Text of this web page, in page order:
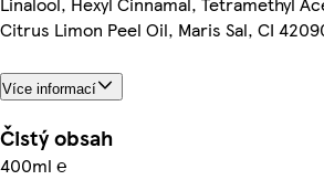
Citrus Limon Peel Oil, Maris Sal, CI
Více informací
Čistý obsah
400ml ℮